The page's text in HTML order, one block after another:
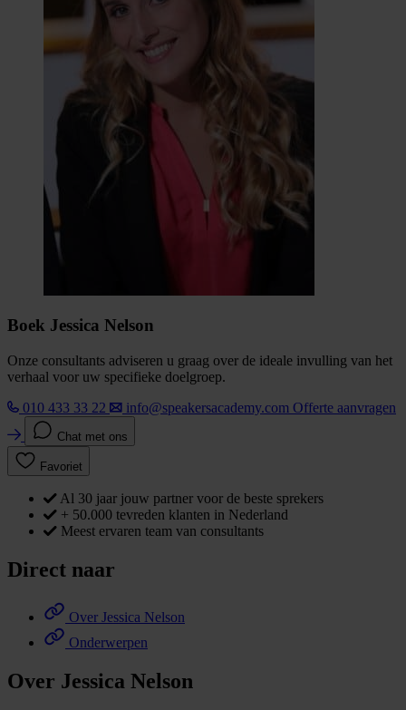
Boek Jessica Nelson
Onze consultants adviseren u graag over de ideale invulling van het
verhaal voor uw specifieke doelgroep.
010 433 33 22
info@speakersacademy.com Offerte aanvragen
Chat met ons
Favoriet
Al 30 jaar jouw partner voor de beste sprekers
+ 50.000 tevreden klanten in Nederland
Meest ervaren team van consultants
Direct naar
Over Jessica Nelson
Onderwerpen
Over Jessica Nelson